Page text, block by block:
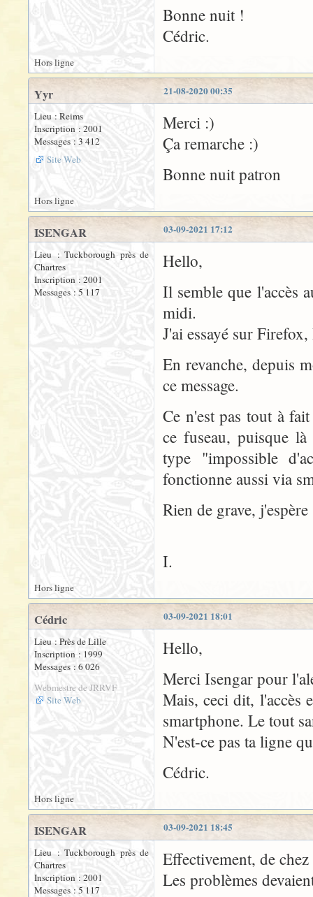
Bonne nuit !
Cédric.
Hors ligne
21-08-2020 00:35
Yyr
Lieu : Reims
Inscription : 2001
Messages : 3 412
Site Web
Merci :)
Ça remarche :)
Bonne nuit patron
Hors ligne
03-09-2021 17:12
ISENGAR
Lieu : Tuckborough près de
Chartres
Inscription : 2001
Messages : 5 117
Hello,
Il semble que l'accès
midi.
J'ai essayé sur
En revanche, depuis
ce message.
Ce n'est pas tout à
ce fuseau, puisque
type "impossible
fonctionne aussi via
Rien de grave, j'espère
I.
Hors ligne
03-09-2021 18:01
Cédric
Lieu : Près de Lille
Inscription : 1999
Messages : 6 026
Webmestre de JRRVF
Site Web
Hello,
Merci Isengar pour
Mais, ceci dit, l'accès
smartphone. Le tout
N'est-ce pas ta ligne
Cédric.
Hors ligne
03-09-2021 18:45
ISENGAR
Lieu : Tuckborough près de
Chartres
Inscription : 2001
Messages : 5 117
Effectivement, de
Les problèmes